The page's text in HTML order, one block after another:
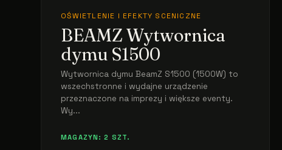
OŚWIETLENIE I EFEKTY SCENICZNE
BEAMZ Wytwornica
dymu S1500
Wytwornica dymu BeamZ S1500 (1500W) to
wszechstronne i wydajne urządzenie
przeznaczone na imprezy i większe eventy.
Wy...
MAGAZYN: 2 SZT.